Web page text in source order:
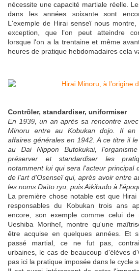
nécessite une capacité martiale réelle.
dans les années soixante sont
L'exemple de Hirai senseï nous
exception, que l'on peut atteindre
lorsque l'on a la trentaine et même
heures de pratique hebdomadaires cela
Contrôler, standardiser, uniformiser
En 1939, un an après sa rencontre
Minoru entre au Kobukan dojo. Il en
affaires générales en 1942. A ce titre il
au Dai Nippon Butokukai,
préserver et standardiser les
notamment lui qui sera l'acteur principal
de l'art d'Osenseï qui, après avoir entre
les noms Daïto ryu, puis Aïkibudo à
La première chose notable est que
responsables du Kobukan trois ans
encore, son exemple comme celui de
Ueshiba Moriheï, montre qu'une
être acquise en quelques années. Et
passé martial, ce ne fut pas,
urbaines, le cas de beaucoup d'élèves
pas ici la pratique imposée dans le cycle